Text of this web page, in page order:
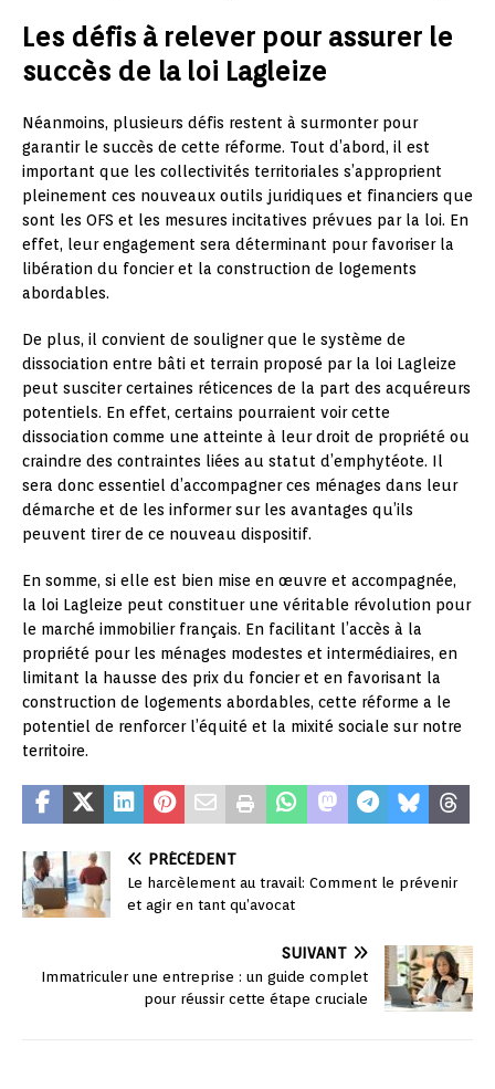
Les défis à relever pour assurer le
succès de la loi Lagleize
Néanmoins, plusieurs défis restent à surmonter pour
garantir le succès de cette réforme. Tout d’abord, il est
important que les collectivités territoriales s’approprient
pleinement ces nouveaux outils juridiques et financiers que
sont les OFS et les mesures incitatives prévues par la loi. En
effet, leur engagement sera déterminant pour favoriser la
libération du foncier et la construction de logements
abordables.
De plus, il convient de souligner que le système de
dissociation entre bâti et terrain proposé par la loi Lagleize
peut susciter certaines réticences de la part des acquéreurs
potentiels. En effet, certains pourraient voir cette
dissociation comme une atteinte à leur droit de propriété ou
craindre des contraintes liées au statut d’emphytéote. Il
sera donc essentiel d’accompagner ces ménages dans leur
démarche et de les informer sur les avantages qu’ils
peuvent tirer de ce nouveau dispositif.
En somme, si elle est bien mise en œuvre et accompagnée,
la loi Lagleize peut constituer une véritable révolution pour
le marché immobilier français. En facilitant l’accès à la
propriété pour les ménages modestes et intermédiaires, en
limitant la hausse des prix du foncier et en favorisant la
construction de logements abordables, cette réforme a le
potentiel de renforcer l’équité et la mixité sociale sur notre
territoire.
PRÉCÉDENT
Le harcèlement au travail: Comment le prévenir
et agir en tant qu’avocat
SUIVANT
Immatriculer une entreprise : un guide complet
pour réussir cette étape cruciale